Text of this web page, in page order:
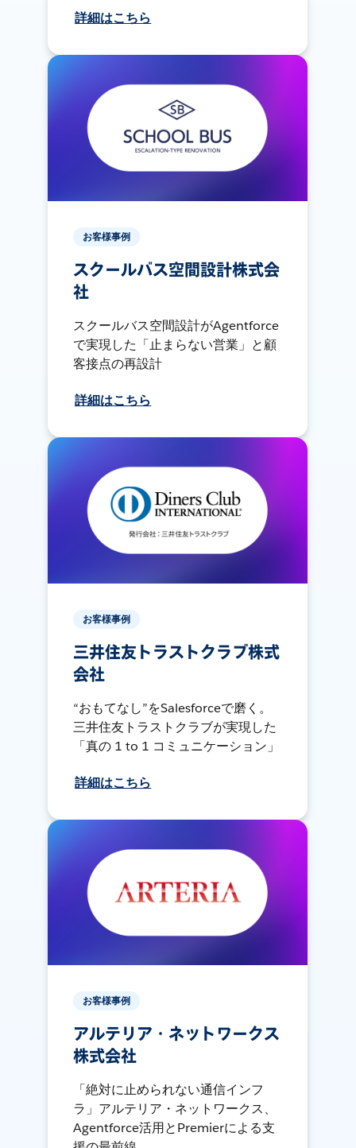
詳細はこちら
お客様事例
スクールバス空間設計株式会
社
スクールバス空間設計がAgentforce
で実現した「止まらない営業」と顧
客接点の再設計
詳細はこちら
お客様事例
三井住友トラストクラブ株式
会社
“おもてなし”をSalesforceで磨く。
三井住友トラストクラブが実現した
「真の 1 to 1 コミュニケーション」
詳細はこちら
お客様事例
アルテリア・ネットワークス
株式会社
「絶対に止められない通信インフ
ラ」アルテリア・ネットワークス、
Agentforce活用とPremierによる支